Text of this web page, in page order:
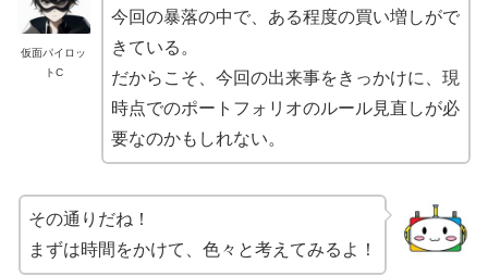
仮面パイロッ
トC
今回の暴落の中で、ある程度の買い増しがで
きている。
だからこそ、今回の出来事をきっかけに、現
時点でのポートフォリオのルール見直しが必
要なのかもしれない。
その通りだね！
まずは時間をかけて、色々と考えてみるよ！